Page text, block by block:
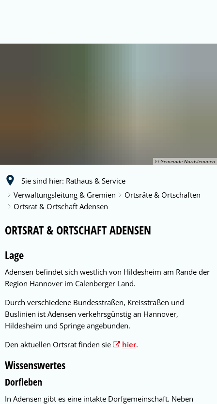
© Gemeinde Nordstemmen
Sie sind hier: Rathaus & Service
Verwaltungsleitung & Gremien
Ortsräte & Ortschaften
Ortsrat & Ortschaft Adensen
Adensen
ORTSRAT & ORTSCHAFT ADENSEN
Lage
Adensen befindet sich westlich von Hildesheim am Rande der
Region Hannover im Calenberger Land.
Durch verschiedene Bundesstraßen, Kreisstraßen und
Buslinien ist Adensen verkehrsgünstig an Hannover,
Hildesheim und Springe angebunden.
Den aktuellen Ortsrat finden sie
hier.
Wissenswertes
Dorfleben
In Adensen gibt es eine intakte Dorfgemeinschaft. Neben